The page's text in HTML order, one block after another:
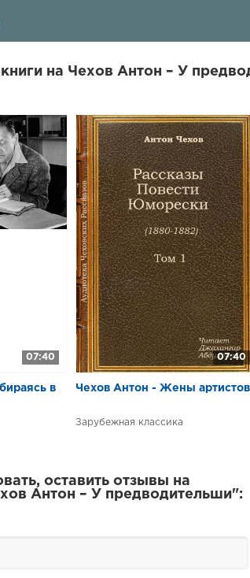
на Чехов Антон – У
07:40
в
07:40
Чехов Антон - Жены артистов
Зарубежная классика
оставить отзывы на
Антон – У предводительши":